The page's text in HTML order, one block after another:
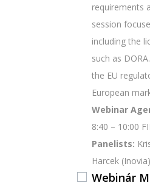
requirements
session
including the
such as
the EU
European
Webinar
8:40 – 10:00
Panelists:
Harcek
Webinár